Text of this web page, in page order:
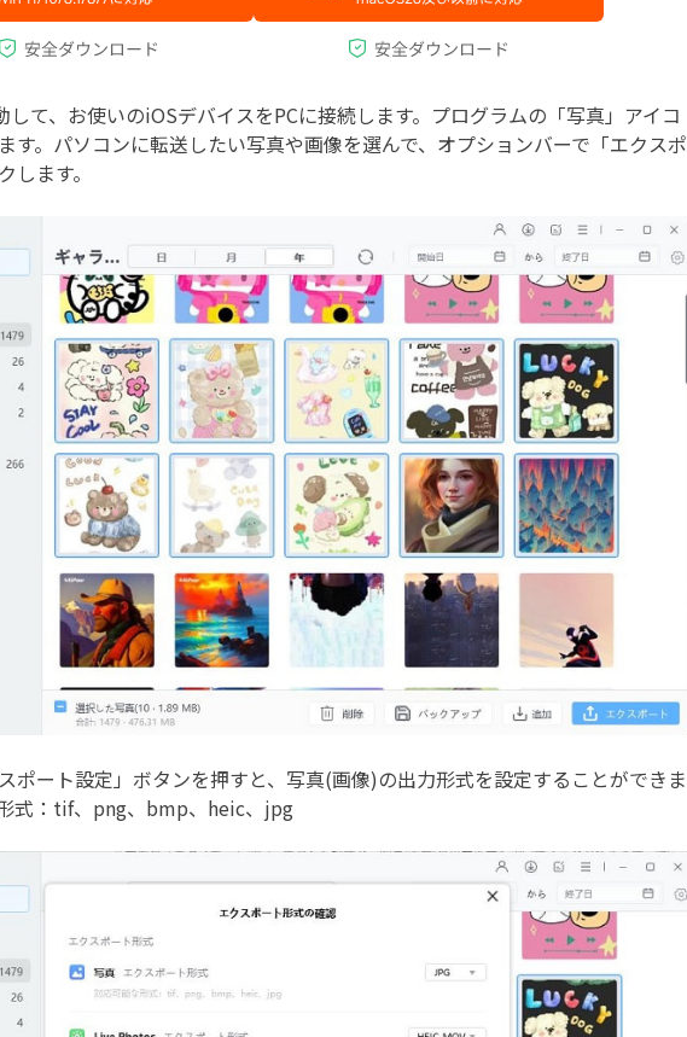
して、お使いのiOSデバイスをPCに接続します。プログラムの「写真」アイコ
す。パソコンに転送したい写真や画像を選んで、オプションバーで「エクスポ
します。
ポート設定」ボタンを押すと、写真(画像)の出力形式を設定することができま
式：tif、png、bmp、heic、jpg